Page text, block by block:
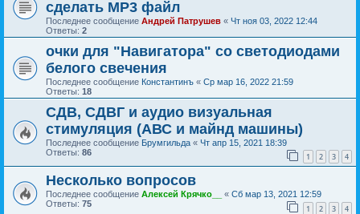
сделать МР3 файл
Последнее сообщение Андрей Патрушев « Чт ноя 03, 2022 12:44
Ответы: 2
очки для "Навигатора" со светодиодами
белого свечения
Последнее сообщение Константинъ « Ср мар 16, 2022 21:59
Ответы: 18
СДВ, СДВГ и аудио визуальная
стимуляция (АВС и майнд машины)
Последнее сообщение Брумгильда « Чт апр 15, 2021 18:39
Ответы: 86 1 2 3 4
Несколько вопросов
Последнее сообщение Алексей Крячко__ « Сб мар 13, 2021 12:59
Ответы: 75 1 2 3 4